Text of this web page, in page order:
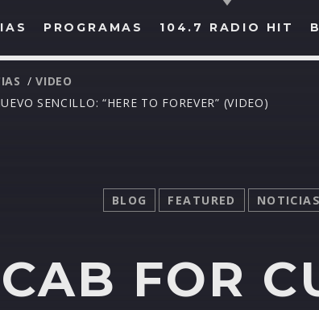
PROGRAMAS 104.7 RADIO HIT
BUSCAR EN
COMPARTE
/VIDEO
SENCILLO: “HERE TO FOREVER” (VIDEO)
BLOG FEATURED NOTICIAS
FOR